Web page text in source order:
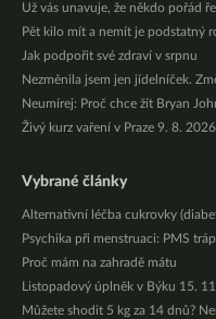
Už vás unavuje, že někdo pořád
Pět kilo mít a nemít je podstatný
Jak podpořit své zdraví v srpnu
Nezměnila jsem jen jídelníček.
Neumírej: Proč chce žít Bryan
Živý kurz vaření v Praze 9. 8. 2026
Vybrané články
Alternativní léčba cukrovky
Psychika při menstruaci: PMS
Proč mám na zahradě mátu
Listopadový úplněk v Býku 15.
Můžete shodit 5 kg za 14 dnů?